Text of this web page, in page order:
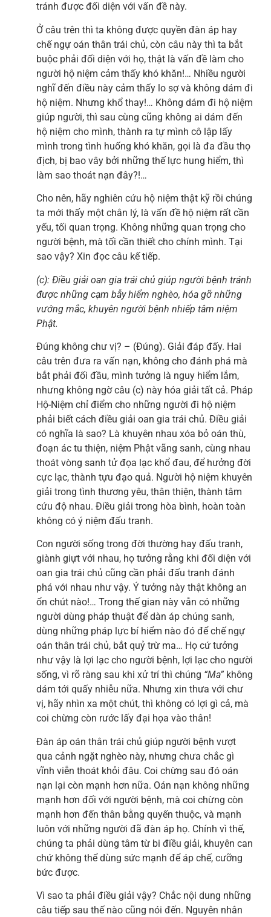
tránh được đối diện với vấn đề này.
Ở câu trên thì ta không được quyền đàn áp hay
chế ngự oán thân trái chủ, còn câu này thì ta bắt
buộc phải đối diện với họ, thật là vấn đề làm cho
người hộ niệm cảm thấy khó khăn!… Nhiều người
nghĩ đến điều này cảm thấy lo sợ và không dám đi
hộ niệm. Nhưng khổ thay!… Không dám đi hộ niệm
giúp người, thì sau cùng cũng không ai dám đến
hộ niệm cho mình, thành ra tự mình cô lập lấy
mình trong tình huống khó khăn, gọi là đa đầu thọ
địch, bị bao vây bởi những thế lực hung hiểm, thì
làm sao thoát nạn đây?!…
Cho nên, hãy nghiên cứu hộ niệm thật kỹ rồi chúng
ta mới thấy một chân lý, là vấn đề hộ niệm rất cần
yếu, tối quan trọng. Không những quan trọng cho
người bệnh, mà tối cần thiết cho chính mình. Tại
sao vậy? Xin đọc câu kế tiếp.
(c): Điều giải oan gia trái chủ giúp người bệnh tránh
được những cạm bẫy hiểm nghèo, hóa gỡ những
vướng mắc, khuyên người bệnh nhiếp tâm niệm
Phật.
Đúng không chư vị? – (Đúng). Giải đáp đấy. Hai
câu trên đưa ra vấn nạn, không cho đánh phá mà
bắt phải đối đầu, mình tưởng là nguy hiểm lắm,
nhưng không ngờ câu (c) này hóa giải tất cả. Pháp
Hộ-Niệm chỉ điểm cho những người đi hộ niệm
phải biết cách điều giải oan gia trái chủ. Điều giải
có nghĩa là sao? Là khuyên nhau xóa bỏ oán thù,
đoạn ác tu thiện, niệm Phật vãng sanh, cùng nhau
thoát vòng sanh tử đọa lạc khổ đau, để hưởng đời
cực lạc, thành tựu đạo quả. Người hộ niệm khuyên
giải trong tình thương yêu, thân thiện, thành tâm
cứu độ nhau. Điều giải trong hòa bình, hoàn toàn
không có ý niệm đấu tranh.
Con người sống trong đời thường hay đấu tranh,
giành giựt với nhau, họ tưởng rằng khi đối diện với
oan gia trái chủ cũng cần phải đấu tranh đánh
phá với nhau như vậy. Ý tưởng này thật không an
ổn chút nào!… Trong thế gian này vẫn có những
người dùng pháp thuật để dàn áp chúng sanh,
dùng những pháp lực bí hiểm nào đó để chế ngự
oán thân trái chủ, bắt quỷ trừ ma… Họ cứ tưởng
như vậy là lợi lạc cho người bệnh, lợi lạc cho người
sống, vì rõ ràng sau khi xử trí thì chúng “Ma” không
dám tới quấy nhiễu nữa. Nhưng xin thưa với chư
vị, hãy nhìn xa một chút, thì không có lợi gì cả, mà
coi chừng còn rước lấy đại họa vào thân!
Đàn áp oán thân trái chủ giúp người bệnh vượt
qua cảnh ngặt nghèo này, nhưng chưa chắc gì
vĩnh viễn thoát khỏi đâu. Coi chừng sau đó oán
nạn lại còn mạnh hơn nữa. Oán nạn không những
mạnh hơn đối với người bệnh, mà coi chừng còn
mạnh hơn đến thân bằng quyến thuộc, và mạnh
luôn với những người đã đàn áp họ. Chính vì thế,
chúng ta phải dùng tâm từ bi điều giải, khuyên can
chứ không thể dùng sức mạnh để áp chế, cưỡng
bức được.
Vì sao ta phải điều giải vậy? Chắc nội dung những
câu tiếp sau thế nào cũng nói đến. Nguyên nhân